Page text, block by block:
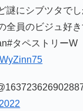
謎にシブツタで
全員のビジュ好
タペストリーW